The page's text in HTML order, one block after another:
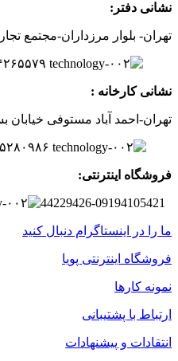
نشانی دفتر:
تهران- بلوار مرزداران-مجتمع
۲۶۵۵۷۹
نشانی کارخانه :
تهران- احمد آباد مستوفی خیابان
فروشگاه اینترنتی:
44229426-09194105421
ما را در اینستاگرام دنبال کنید
فروشگاه اینترنتی پویا
نمونه کارها
ارتباط با پشتیبانی
انتقادات و پیشنهادات